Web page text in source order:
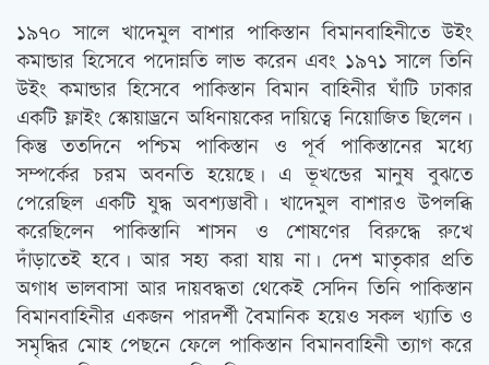
১৯৭০ সালে খাদেমুল বাশার পাকিস্তান বিমানবাহিনীতে উইং
কমান্ডার হিসেবে পদোন্নতি লাভ করেন এবং ১৯৭১ সালে তিনি
উইং কমান্ডার হিসেবে পাকিস্তান বিমান বাহিনীর ঘাঁটি ঢাকার
একটি ফ্লাইং স্কোয়াড্রনে অধিনায়কের দায়িত্বে নিয়োজিত ছিলেন।
কিন্তু ততদিনে পশ্চিম পাকিস্তান ও পূর্ব পাকিস্তানের মধ্যে
সম্পর্কের চরম অবনতি হয়েছে। এ ভূখন্ডের মানুষ বুঝতে
পেরেছিল একটি যুদ্ধ অবশ্যম্ভাবী। খাদেমুল বাশারও উপলব্ধি
করেছিলেন পাকিস্তানি শাসন ও শোষণের বিরুদ্ধে রুখে
দাঁড়াতেই হবে। আর সহ্য করা যায় না। দেশ মাতৃকার প্রতি
অগাধ ভালবাসা আর দায়বদ্ধতা থেকেই সেদিন তিনি পাকিস্তান
বিমানবাহিনীর একজন পারদর্শী বৈমানিক হয়েও সকল খ্যাতি ও
সমৃদ্ধির মোহ পেছনে ফেলে পাকিস্তান বিমানবাহিনী ত্যাগ করে